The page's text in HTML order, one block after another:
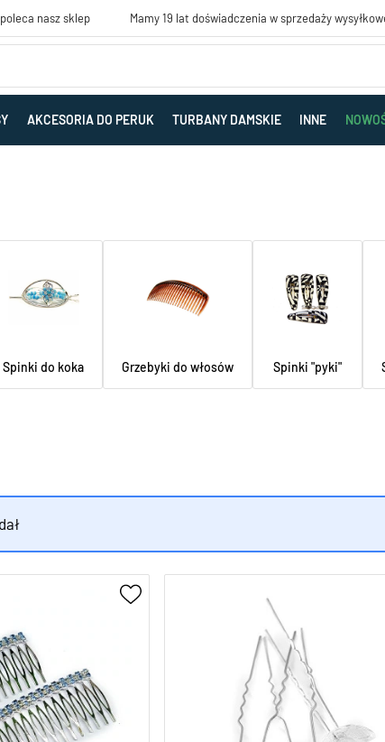
nasz sklep Mamy 19 lat doświadczenia w sprzedaży
AKCESORIA DO PERUK TURBANY DAMSKIE INNE
Spinki do koka Grzebyki do włosów Spinki "pyki"